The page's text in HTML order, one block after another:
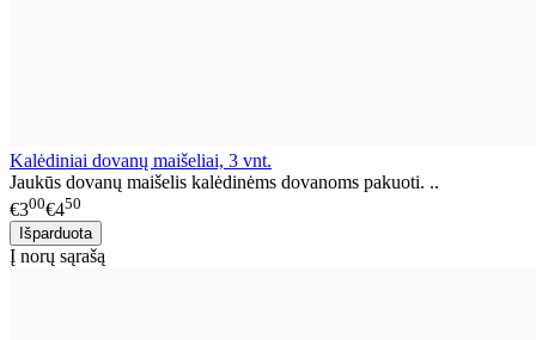
Kalėdiniai dovanų maišeliai, 3 vnt.
Jaukūs dovanų maišelis kalėdinėms dovanoms pakuoti. ..
€300€450
Į norų sąrašą